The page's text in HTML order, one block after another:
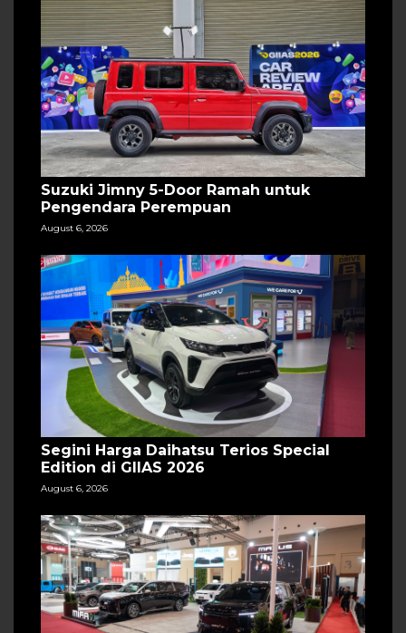
Suzuki Jimny 5-Door Ramah untuk
Pengendara Perempuan
August 6, 2026
Segini Harga Daihatsu Terios Special
Edition di GIIAS 2026
August 6, 2026